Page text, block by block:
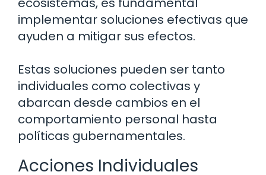
implementar soluciones efectivas que
ayuden a mitigar sus efectos.
Estas soluciones pueden ser tanto
individuales como colectivas y
abarcan desde cambios en el
comportamiento personal hasta
políticas gubernamentales.
Acciones Individuales